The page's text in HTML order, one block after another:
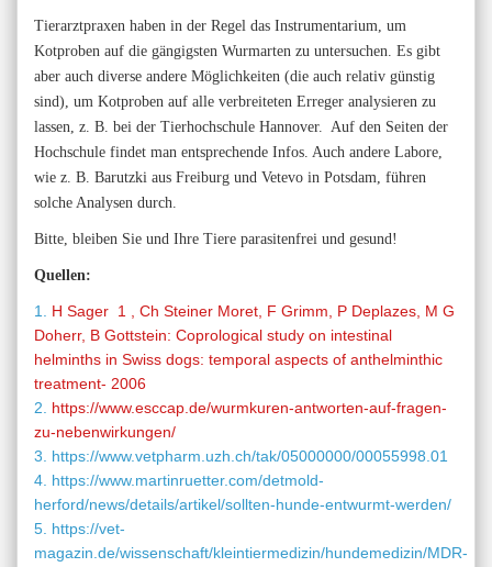
Tierarztpraxen haben in der Regel das Instrumentarium, um
Kotproben auf die gängigsten Wurmarten zu untersuchen. Es gibt
aber auch diverse andere Möglichkeiten (die auch relativ günstig
sind), um Kotproben auf alle verbreiteten Erreger analysieren zu
lassen, z. B. bei der Tierhochschule Hannover. Auf den Seiten der
Hochschule findet man entsprechende Infos. Auch andere Labore,
wie z. B. Barutzki aus Freiburg und Vetevo in Potsdam, führen
solche Analysen durch.
Bitte, bleiben Sie und Ihre Tiere parasitenfrei und gesund!
Quellen:
1. H Sager 1 , Ch Steiner Moret, F Grimm, P Deplazes, M G
Doherr, B Gottstein: Coprological study on intestinal
helminths in Swiss dogs: temporal aspects of anthelminthic
treatment- 2006
2. https://www.esccap.de/wurmkuren-antworten-auf-fragen-
zu-nebenwirkungen/
3. https://www.vetpharm.uzh.ch/tak/05000000/00055998.01
4. https://www.martinruetter.com/detmold-
herford/news/details/artikel/sollten-hunde-entwurmt-werden/
5. https://vet-
magazin.de/wissenschaft/kleintiermedizin/hundemedizin/MDR-